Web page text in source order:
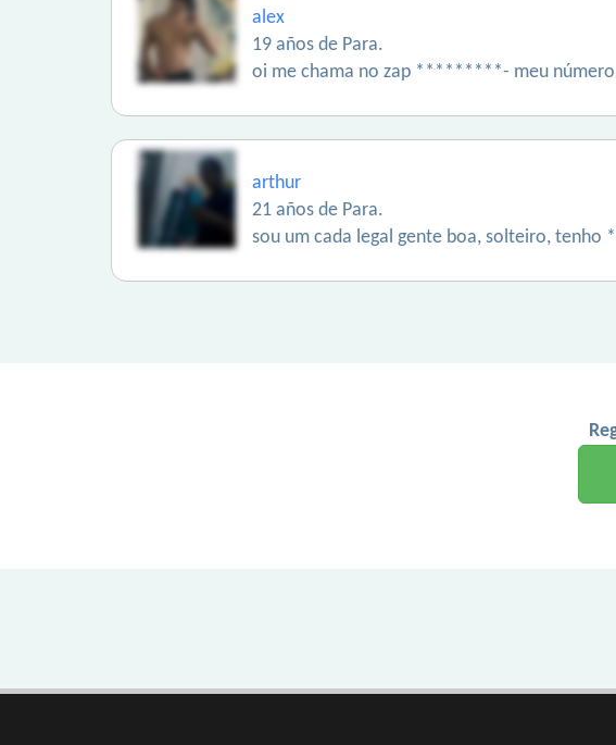
alex
19 años de Para.
oi me chama no zap *********- meu número
arthur
21 años de Para.
sou um cada legal gente boa, solteiro, tenho